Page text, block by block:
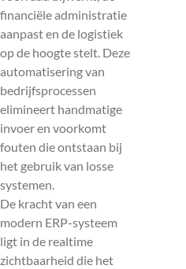
financiële administratie
aanpast en de logistiek
op de hoogte stelt. Deze
automatisering van
bedrijfsprocessen
elimineert handmatige
invoer en voorkomt
fouten die ontstaan bij
het gebruik van losse
systemen.
De kracht van een
modern ERP-systeem
ligt in de realtime
zichtbaarheid die het